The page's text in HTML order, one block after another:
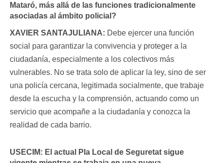
Mataró, más allá de las funciones tradicionalmente
asociadas al ámbito policial?
XAVIER SANTAJULIANA: Debe ejercer una función
social para garantizar la convivencia y proteger a la
ciudadanía, especialmente a los colectivos más
vulnerables. No se trata solo de aplicar la ley, sino de ser
una policía cercana, legitimada socialmente, que trabaje
desde la escucha y la comprensión, actuando como un
servicio que acompañe a la ciudadanía y conozca la
realidad de cada barrio.
USECIM: El actual Pla Local de Seguretat sigue